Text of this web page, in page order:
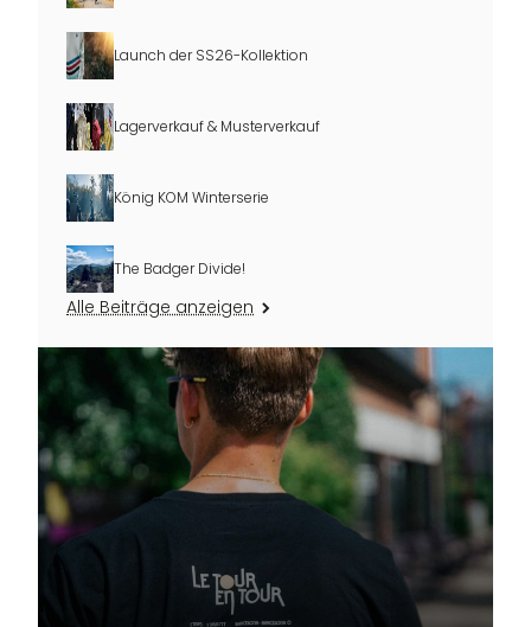
Launch der SS26-Kollektion
Lagerverkauf & Musterverkauf
König KOM Winterserie
The Badger Divide!
Alle Beiträge anzeigen